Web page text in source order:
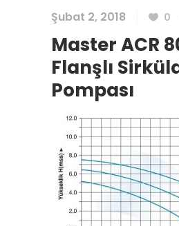
Şubat 2, 2018 0
Master ACR
Flanşlı
Pompası